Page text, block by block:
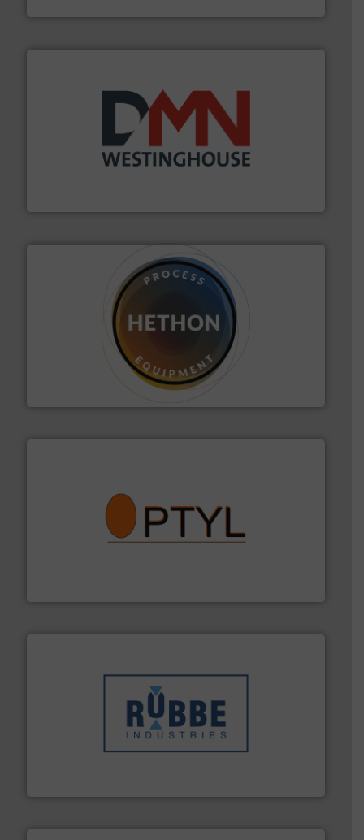
plastic-, (petro) chemische, farmaceutische,
mineralen-, energie en biomassa industrieën.
HETHON is wereldwijd specialist in poeder- en
vloeistofdosering, met name bij lastig te verwerken
Meer info ➜
aanspreekpunt voor uw vragen omtrent stof.
weeg-, verpakking- en transportprocessen die klanten
in verschillende sectoren hebben geholpen.